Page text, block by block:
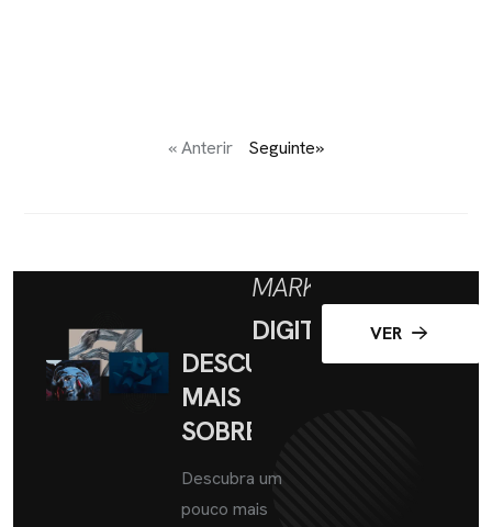
« Anterir Seguinte»
DESCUBRA
MAIS
SOBRE
MARKETING
DIGITAL
Descubra um
pouco mais
VER